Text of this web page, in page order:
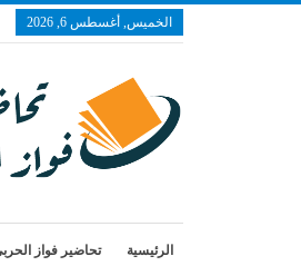
الخميس, أغسطس 6, 2026
الرئيسية تحاضير فواز